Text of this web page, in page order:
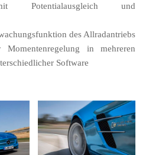
Potentialausgleich und
des Allradantriebs
Momentenregelung in mehreren
Software